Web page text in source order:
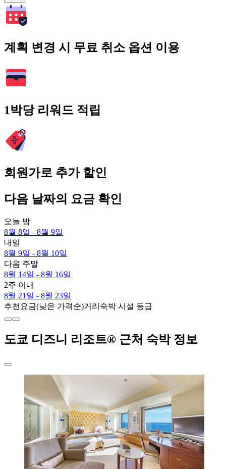
계획 변경 시 무료 취소 옵션 이용
1박당 리워드 적립
회원가로 추가 할인
다음 날짜의 요금 확인
오늘 밤
8월 8일 - 8월 9일
내일
8월 9일 - 8월 10일
다음 주말
8월 14일 - 8월 16일
2주 이내
8월 21일 - 8월 23일
추천요금(낮은 가격순)거리 숙박 시설 등급
도쿄 디즈니 리조트® 근처 숙박 정보